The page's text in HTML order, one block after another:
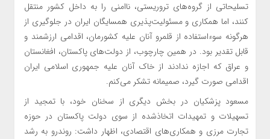
تسلیحاتی از گروه‌های تروریستی، ناامنی را به داخل کشور منتقل
کنند، اما همکاری و مسئولیت‌پذیری همسایگان ایران در جلوگیری از
هرگونه سوءاستفاده از قلمرو آنان علیه کشورمان، اقدامی ارزشمند و
قابل تقدیر بود. در همین چارچوب، از دولت‌های پاکستان، افغانستان
و عراق که اجازه ندادند از خاک آنان علیه جمهوری اسلامی ایران
اقدامی صورت گیرد، صمیمانه تشکر می‌کنم.
مسعود پزشکیان در بخش دیگری از سخنان خود، با تمجید از
تسهیلات و تمهیدات اتخاذشده از سوی دولت پاکستان در حوزه
تجارت مرزی و همکاری‌های اقتصادی، اظهار داشت: روندرو به رشد